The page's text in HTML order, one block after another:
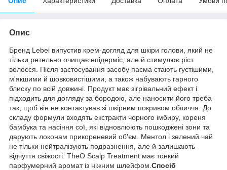
Опис
Бренд Lebel випустив крем-догляд для шкіри голови, який не
тільки ретельно очищає епідерміс, але й стимулює ріст
волосся. Після застосування засобу пасма стають густішими,
м'якшими й шовковистішими, а також набувають гарного
блиску по всій довжині. Продукт має зігрівальний ефект і
підходить для догляду за бородою, але наносити його треба
так, щоб він не контактував зі шкірним покривом обличчя. До
складу формули входять екстракти чорного імбиру, кореня
бамбука та насіння сої, які відновлюють пошкоджені зони та
дарують локонам прикореневий об'єм. Ментол і зелений чай
не тільки нейтралізують подразнення, але й залишають
відчуття свіжості. TheO Scalp Treatment має тонкий
парфумерний аромат із ніжним шлейфом. Спосіб